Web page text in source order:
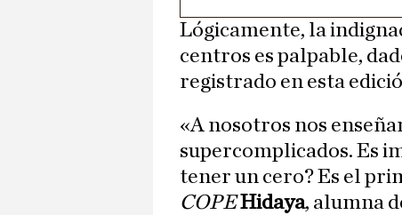
Lógicamente, la
centros es palpable,
registrado en esta
«A nosotros nos
supercomplicados. Es
tener un cero? Es el
COPEHidaya, alumna